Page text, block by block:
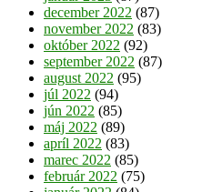
december 2022 (87)
november 2022 (83)
október 2022 (92)
september 2022 (87)
august 2022 (95)
júl 2022 (94)
jún 2022 (85)
máj 2022 (89)
apríl 2022 (83)
marec 2022 (85)
február 2022 (75)